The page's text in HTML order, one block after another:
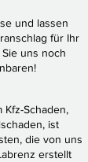
und lassen
für Ihr
uns noch
Schaden,
ist
die von uns
erstellt